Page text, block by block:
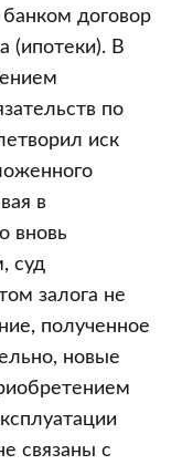
договор
(ипотеки). В
по
иск
в
вновь
суд
залога не
полученное
новые
связаны с